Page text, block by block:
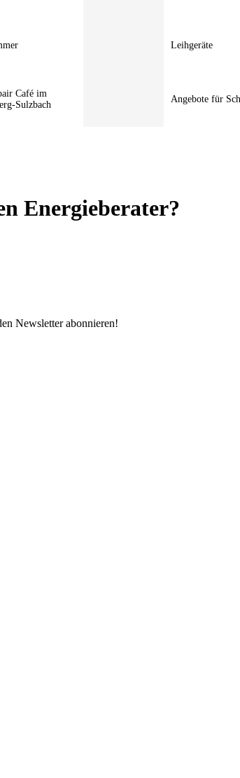
Leihgeräte
Café im
Sulzbach
Angebote für
Energieberater?
Newsletter abonnieren!